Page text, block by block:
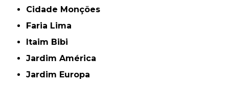
Cidade Monções
Faria Lima
Itaim Bibi
Jardim América
Jardim Europa